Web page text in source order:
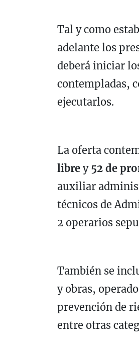
Tal y como
adelante los
deberá iniciar
contempladas,
ejecutarlos.
La oferta
libre y 52 de
auxiliar
técnicos de
2 operarios
También se
y obras,
prevención de
entre otras